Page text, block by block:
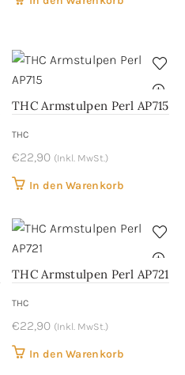
THC Armstulpen Perl AP715
THC
€22,90 (Inkl. MwSt.)
In den Warenkorb
THC Armstulpen Perl AP721
THC
€22,90 (Inkl. MwSt.)
In den Warenkorb